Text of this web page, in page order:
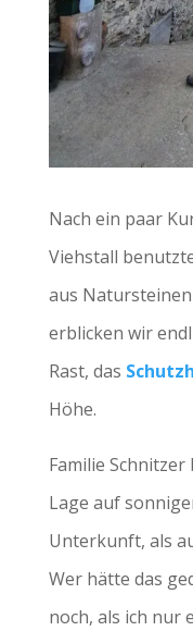
Nach ein paar
Viehstall
aus
erblicken wir
Rast, das
Höhe.
Familie
Lage auf
Unterkunft, als
Wer hätte das
noch, als ich nur